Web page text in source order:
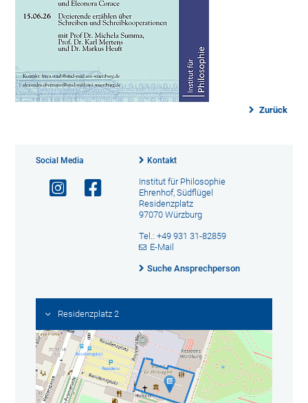
Zurück
Social Media Kontakt
Institut für Philosophie
Ehrenhof, Südflügel
Residenzplatz
97070 Würzburg
Tel.: +49 931 31-82859
E-Mail
Suche Ansprechperson
Residenzplatz 2